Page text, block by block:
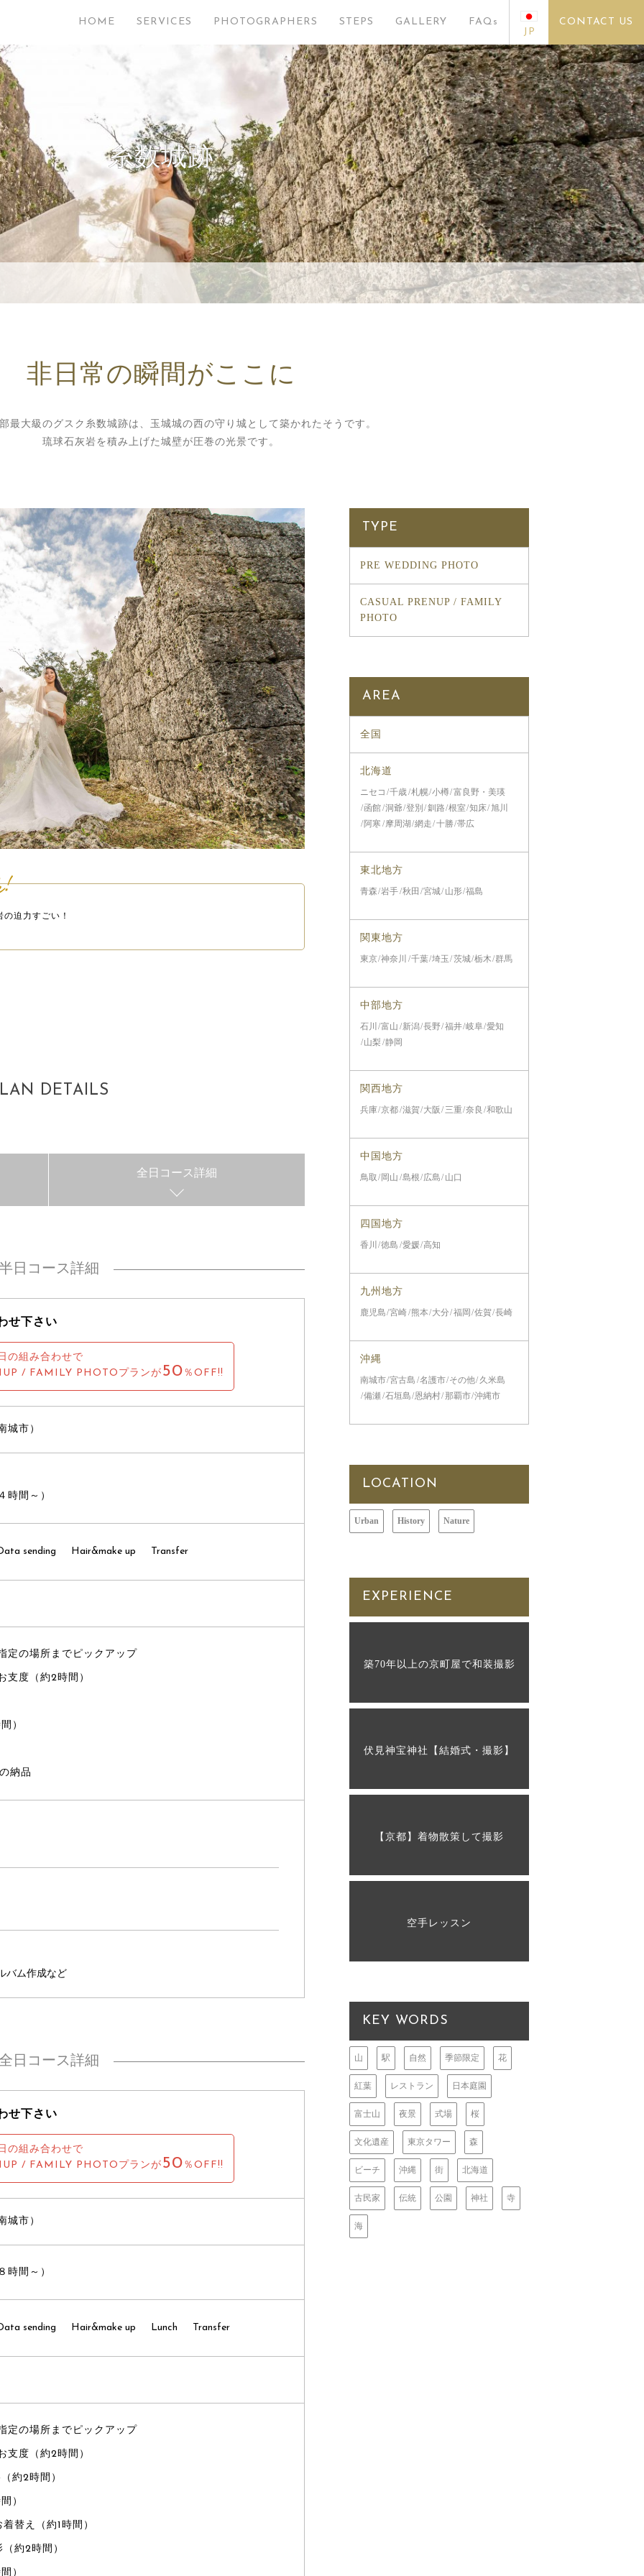
HOME SERVICES PHOTOGRAPHERS STEPS GALLERY
FAQs
JP
CONTACT US
糸数城跡
非日常の瞬間がここに
最大級のグスク糸数城跡は、玉城城の西の守り城として築かれたそうです。
琉球石灰岩を積み上げた城壁が圧巻の光景です。
の迫力すごい！
DETAILS
全日コース詳細
日コース詳細
せ下さい
の組み合わせで
/ FAMILY PHOTOプランが 50 ％OFF!!
城市）
時間～）
sending Hair&make up Transfer
定の場所までピックアップ
支度（約2時間）
）
納品
バム作成など
日コース詳細
せ下さい
の組み合わせで
/ FAMILY PHOTOプランが 50 ％OFF!!
城市）
時間～）
sending Hair&make up Lunch Transfer
定の場所までピックアップ
支度（約2時間）
約2時間）
）
替え（約1時間）
約2時間）
）
TYPE
PRE WEDDING PHOTO
CASUAL PRENUP / FAMILY
PHOTO
AREA
全国
北海道
ニセコ 千歳 札幌 小樽 富良野・美瑛
函館 洞爺 登別 釧路 根室 知床 旭川
阿寒 摩周湖 網走 十勝 帯広
東北地方
青森 岩手 秋田 宮城 山形 福島
関東地方
東京 神奈川 千葉 埼玉 茨城 栃木 群馬
中部地方
石川 富山 新潟 長野 福井 岐阜 愛知
山梨 静岡
関西地方
兵庫 京都 滋賀 大阪 三重 奈良 和歌山
中国地方
鳥取 岡山 島根 広島 山口
四国地方
香川 徳島 愛媛 高知
九州地方
鹿児島 宮崎 熊本 大分 福岡 佐賀 長崎
沖縄
南城市 宮古島 名護市 その他 久米島
備瀬 石垣島 恩納村 那覇市 沖縄市
LOCATION
Urban History Nature
EXPERIENCE
築70年以上の京町屋で和装撮影
伏見神宝神社【結婚式・撮影】
【京都】着物散策して撮影
空手レッスン
KEY WORDS
山 駅 自然 季節限定 花
紅葉 レストラン 日本庭園
富士山 夜景 式場 桜
文化遺産 東京タワー 森
ビーチ 沖縄 街 北海道
古民家 伝統 公園 神社 寺
海